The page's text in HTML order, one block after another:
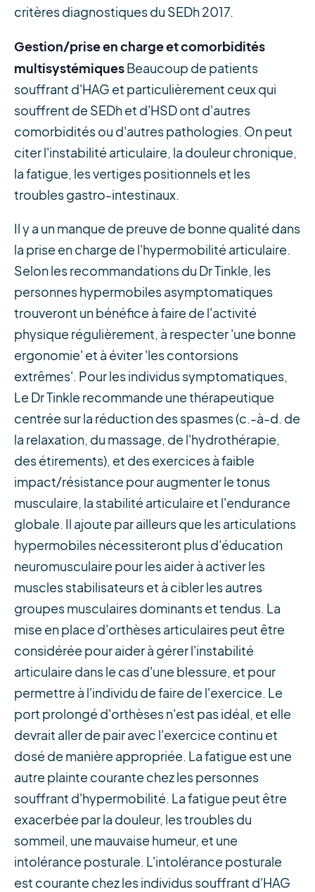
critères diagnostiques du SEDh 2017.
Gestion/prise en charge et comorbidités
multisystémiques Beaucoup de patients
souffrant d'HAG et particulièrement ceux qui
souffrent de SEDh et d'HSD ont d'autres
comorbidités ou d'autres pathologies. On peut
citer l'instabilité articulaire, la douleur chronique,
la fatigue, les vertiges positionnels et les
troubles gastro-intestinaux.
Il y a un manque de preuve de bonne qualité dans
la prise en charge de l'hypermobilité articulaire.
Selon les recommandations du Dr Tinkle, les
personnes hypermobiles asymptomatiques
trouveront un bénéfice à faire de l'activité
physique régulièrement, à respecter 'une bonne
ergonomie' et à éviter 'les contorsions
extrêmes'. Pour les individus symptomatiques,
Le Dr Tinkle recommande une thérapeutique
centrée sur la réduction des spasmes (c.-à-d. de
la relaxation, du massage, de l'hydrothérapie,
des étirements), et des exercices à faible
impact/résistance pour augmenter le tonus
musculaire, la stabilité articulaire et l'endurance
globale. Il ajoute par ailleurs que les articulations
hypermobiles nécessiteront plus d'éducation
neuromusculaire pour les aider à activer les
muscles stabilisateurs et à cibler les autres
groupes musculaires dominants et tendus. La
mise en place d'orthèses articulaires peut être
considérée pour aider à gérer l'instabilité
articulaire dans le cas d'une blessure, et pour
permettre à l'individu de faire de l'exercice. Le
port prolongé d'orthèses n'est pas idéal, et elle
devrait aller de pair avec l'exercice continu et
dosé de manière appropriée. La fatigue est une
autre plainte courante chez les personnes
souffrant d'hypermobilité. La fatigue peut être
exacerbée par la douleur, les troubles du
sommeil, une mauvaise humeur, et une
intolérance posturale. L'intolérance posturale
est courante chez les individus souffrant d'HAG